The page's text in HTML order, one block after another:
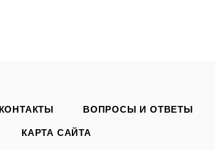
КОНТАКТЫ ВОПРОСЫ И ОТВЕТЫ
КАРТА САЙТА